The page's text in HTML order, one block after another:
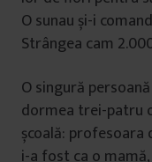
O sunau și-i
Strângea cam
O singură
dormea trei-patru
școală: profesoara